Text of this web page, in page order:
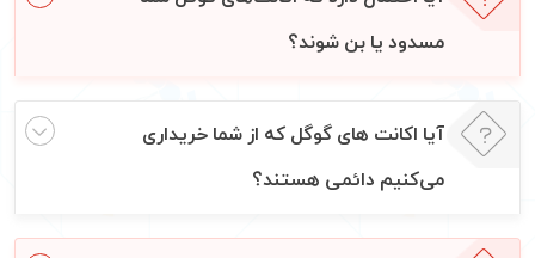
مسدود یا بن شوند؟
آیا اکانت‌ های گوگل که از شما خریداری
می‌کنیم دائمی هستند؟